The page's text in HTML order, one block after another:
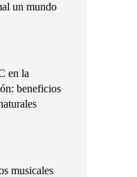
un mundo
en la
beneficios
musicales